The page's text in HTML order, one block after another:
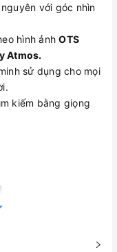
với góc nhìn
hình ảnhOTS
Atmos.
sử dụng cho mọi
kiếm bằng giọng